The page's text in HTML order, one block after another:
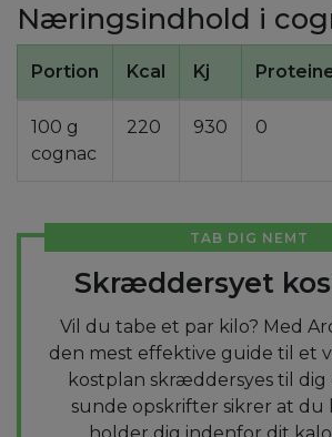
Næringsindhold i
Portion Kcal Kj
100 g
cognac
220 930 0
TAB DIG NEMT
Skræddersyet
Vil du tabe et par kilo? Med
den mest effektive guide til et
kostplan skræddersyes til dig
sunde opskrifter sikrer at du